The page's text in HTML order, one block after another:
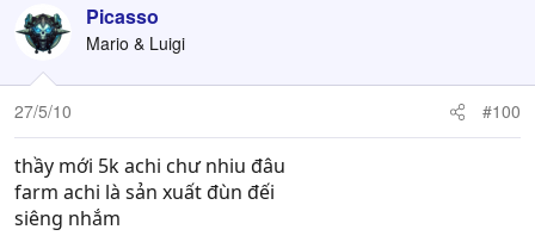
Picasso
Mario & Luigi
27/5/10 #100
thầy mới 5k achi chư nhiu đâu
farm achi là sản xuất đùn đếi
siêng nhắm